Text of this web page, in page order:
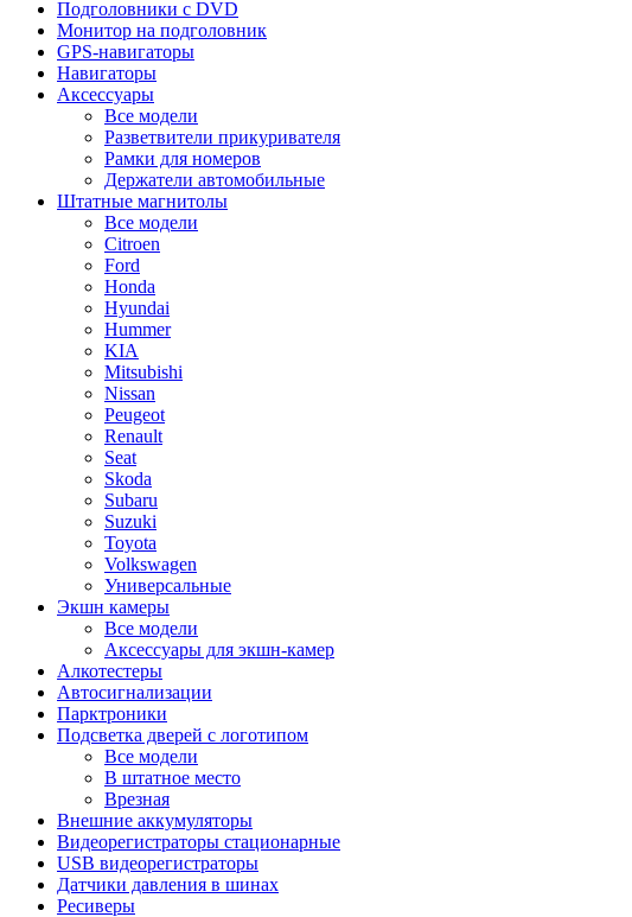
Подголовники с DVD
Монитор на подголовник
GPS-навигаторы
Навигаторы
Аксессуары
Все модели
Разветвители прикуривателя
Рамки для номеров
Держатели автомобильные
Штатные магнитолы
Все модели
Citroen
Ford
Honda
Hyundai
Hummer
KIA
Mitsubishi
Nissan
Peugeot
Renault
Seat
Skoda
Subaru
Suzuki
Toyota
Volkswagen
Универсальные
Экшн камеры
Все модели
Аксессуары для экшн-камер
Алкотестеры
Автосигнализации
Парктроники
Подсветка дверей с логотипом
Все модели
В штатное место
Врезная
Внешние аккумуляторы
Видеорегистраторы стационарные
USB видеорегистраторы
Датчики давления в шинах
Ресиверы